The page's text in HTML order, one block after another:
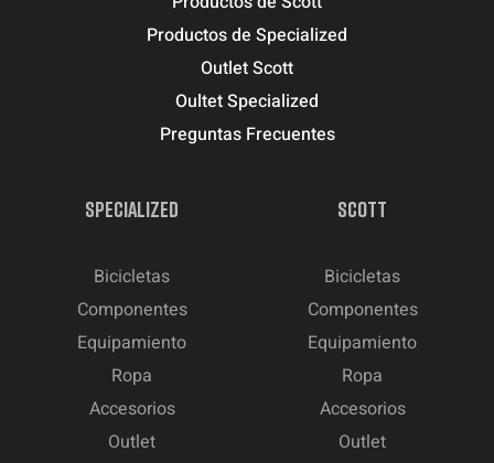
Productos de Specialized
Outlet Scott
Oultet Specialized
Preguntas Frecuentes
SPECIALIZED
Bicicletas
Componentes
Equipamiento
Ropa
Accesorios
Outlet
SCOTT
Bicicletas
Componentes
Equipamiento
Ropa
Accesorios
Outlet